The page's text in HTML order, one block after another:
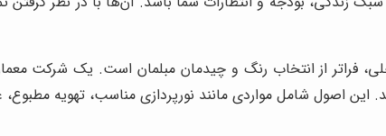
فراتر از انتخاب رنگ و چیدمان مبلمان است. یک شرکت
این اصول شامل مواردی مانند نورپردازی مناسب، تهویه